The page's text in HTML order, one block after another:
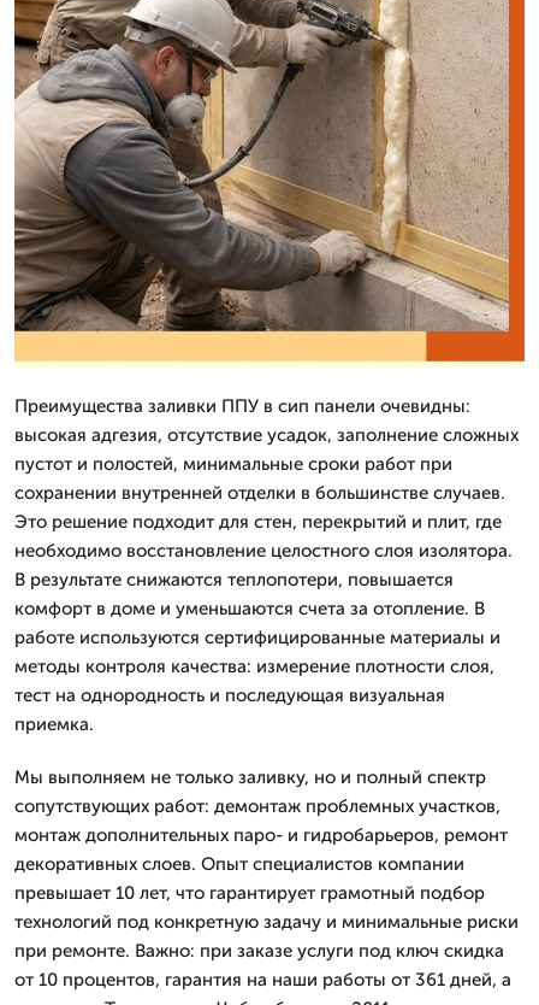
Преимущества заливки ППУ в сип панели очевидны:
высокая адгезия, отсутствие усадок, заполнение сложных
пустот и полостей, минимальные сроки работ при
сохранении внутренней отделки в большинстве случаев.
Это решение подходит для стен, перекрытий и плит, где
необходимо восстановление целостного слоя изолятора.
В результате снижаются теплопотери, повышается
комфорт в доме и уменьшаются счета за отопление. В
работе используются сертифицированные материалы и
методы контроля качества: измерение плотности слоя,
тест на однородность и последующая визуальная
приемка.
Мы выполняем не только заливку, но и полный спектр
сопутствующих работ: демонтаж проблемных участков,
монтаж дополнительных паро- и гидробарьеров, ремонт
декоративных слоев. Опыт специалистов компании
превышает 10 лет, что гарантирует грамотный подбор
технологий под конкретную задачу и минимальные риски
при ремонте. Важно: при заказе услуги под ключ скидка
от 10 процентов, гарантия на наши работы от 361 дней, а